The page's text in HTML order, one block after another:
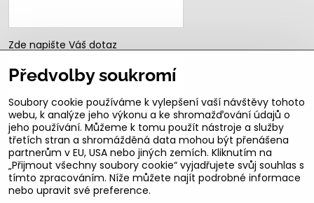
Zde napište Váš dotaz
Odeslat
Předvolby soukromí
Soubory cookie používáme k vylepšení vaší návštěvy tohoto
webu, k analýze jeho výkonu a ke shromažďování údajů o
jeho používání. Můžeme k tomu použít nástroje a služby
třetích stran a shromážděná data mohou být přenášena
partnerům v EU, USA nebo jiných zemích. Kliknutím na
„Přijmout všechny soubory cookie“ vyjadřujete svůj souhlas s
tímto zpracováním. Níže můžete najít podrobné informace
nebo upravit své preference.